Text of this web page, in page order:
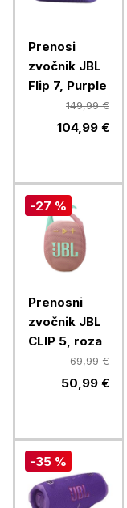
Prenosi
zvočnik JBL
Flip 7, Purple
149,99 €
104,99 €
-27 %
Prenosni
zvočnik JBL
CLIP 5, roza
69,99 €
50,99 €
-35 %